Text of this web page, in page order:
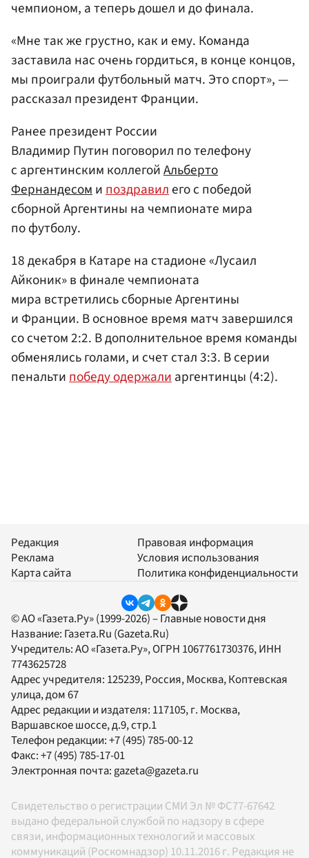
чемпионом, а теперь дошел и до финала.
«Мне так же грустно, как и ему. Команда
заставила нас очень гордиться, в конце концов,
мы проиграли футбольный матч. Это спорт», —
рассказал президент Франции.
Ранее президент России
Владимир Путин поговорил по телефону
с аргентинским коллегойАльберто
Фернандесомипоздравилего с победой
сборной Аргентины на чемпионате мира
по футболу.
18 декабря в Катаре на стадионе «Лусаил
Айконик» в финале чемпионата
мира встретились сборные Аргентины
и Франции. В основное время матч завершился
со счетом 2:2. В дополнительное время команды
обменялись голами, и счет стал 3:3. В серии
пенальтипобеду одержалиаргентинцы (4:2).
Редакция
Реклама
Карта сайта
Правовая информация
Условия использования
Политика конфиденциальности
© АО «Газета.Ру» (1999-2026) – Главные новости дня
Название: Газета.Ru (Gazeta.Ru)
Учредитель:АО «Газета.Ру», ОГРН 1067761730376, ИНН
7743625728
Адрес учредителя: 125239, Россия, Москва, Коптевская
улица, дом 67
Адрес редакции и издателя: 117105, г. Москва,
Варшавское шоссе, д.9, стр.1
Телефон редакции:+7 (495) 785-00-12
Факс:+7 (495) 785-17-01
Электронная почта:gazeta@gazeta.ru
Свидетельство о регистрации СМИ Эл № ФС77-67642
выдано федеральной службой по надзору в сфере
связи, информационных технологий и массовых
коммуникаций (Роскомнадзор) 10.11.2016 г. Редакция не